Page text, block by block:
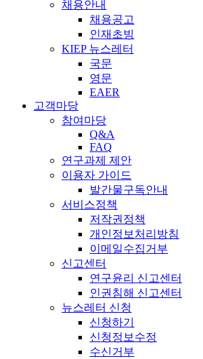
채용안내
채용공고
인재초빙
KIEP 뉴스레터
국문
영문
EAER
고객마당
참여마당
Q&A
FAQ
연구과제 제안
이용자 가이드
발간물구독안내
서비스정책
저작권정책
개인정보처리방침
이메일수집거부
신고센터
연구윤리 신고센터
인권침해 신고센터
뉴스레터 신청
신청하기
신청정보수정
수신거부